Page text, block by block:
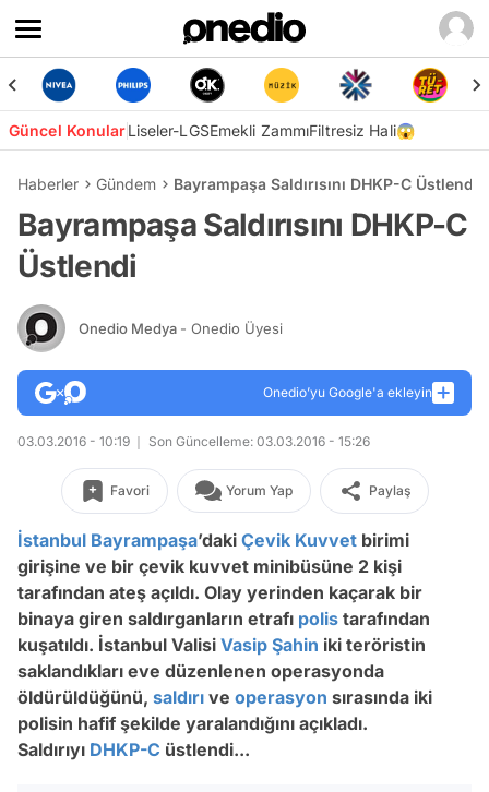
Güncel KonularLiseler-LGSEmekli ZammıFiltresiz Hali😱
Haberler Gündem Bayrampaşa Saldırısını DHKP-C Üstlendi
Bayrampaşa Saldırısını DHKP-C
Üstlendi
Onedio Medya - Onedio Üyesi
Onedio’yu Google'a ekleyin
03.03.2016 - 10:19 Son Güncelleme: 03.03.2016 - 15:26
Favori Yorum Yap Paylaş
İstanbul Bayrampaşa’daki Çevik Kuvvet birimi
girişine ve bir çevik kuvvet minibüsüne 2 kişi
tarafından ateş açıldı. Olay yerinden kaçarak bir
binaya giren saldırganların etrafı polis tarafından
kuşatıldı. İstanbul Valisi Vasip Şahin iki teröristin
saklandıkları eve düzenlenen operasyonda
öldürüldüğünü, saldırı ve operasyon sırasında iki
polisin hafif şekilde yaralandığını açıkladı.
Saldırıyı DHKP-C üstlendi...